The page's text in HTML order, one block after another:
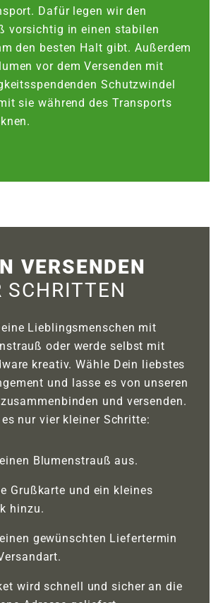
Dafür legen wir den
vorsichtig in einen stabilen
den besten Halt gibt. Außerdem
vor dem Versenden mit
Schutzwindel
sie während des Transports
VERSENDEN
SCHRITTEN
Lieblingsmenschen mit
oder werde selbst mit
kreativ. Wähle Dein liebstes
und lasse es von unseren
und versenden.
nur vier kleiner Schritte:
Blumenstrauß aus.
Grußkarte und ein kleines
hinzu.
gewünschten Liefertermin
wird schnell und sicher an die